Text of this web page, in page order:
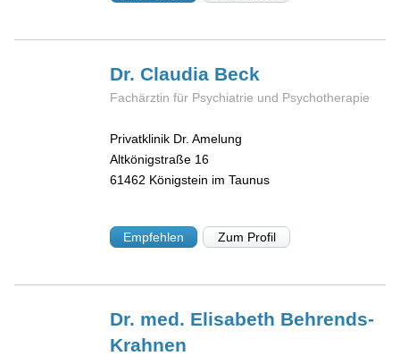
Dr. Claudia Beck
Fachärztin für Psychiatrie und Psychotherapie
Privatklinik Dr. Amelung
Altkönigstraße 16
61462 Königstein im Taunus
Empfehlen Zum Profil
Dr. med. Elisabeth Behrends-
Krahnen